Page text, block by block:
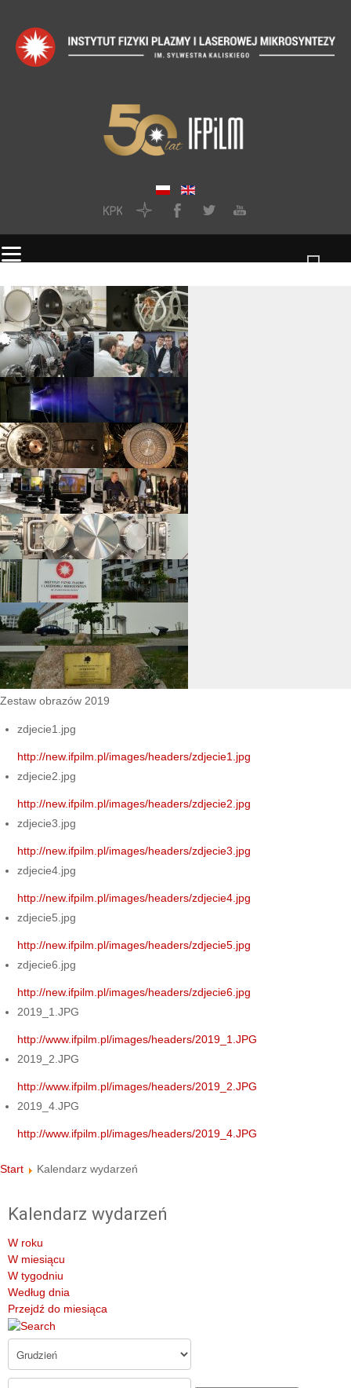
Zestaw obrazów 2019
zdjecie1.jpg
http://new.ifpilm.pl/images/headers/zdjecie1.jpg
zdjecie2.jpg
http://new.ifpilm.pl/images/headers/zdjecie2.jpg
zdjecie3.jpg
http://new.ifpilm.pl/images/headers/zdjecie3.jpg
zdjecie4.jpg
http://new.ifpilm.pl/images/headers/zdjecie4.jpg
zdjecie5.jpg
http://new.ifpilm.pl/images/headers/zdjecie5.jpg
zdjecie6.jpg
http://new.ifpilm.pl/images/headers/zdjecie6.jpg
2019_1.JPG
http://www.ifpilm.pl/images/headers/2019_1.JPG
2019_2.JPG
http://www.ifpilm.pl/images/headers/2019_2.JPG
2019_4.JPG
http://www.ifpilm.pl/images/headers/2019_4.JPG
Start Kalendarz wydarzeń
Kalendarz wydarzeń
W roku
W miesiącu
W tygodniu
Według dnia
Przejdź do miesiąca